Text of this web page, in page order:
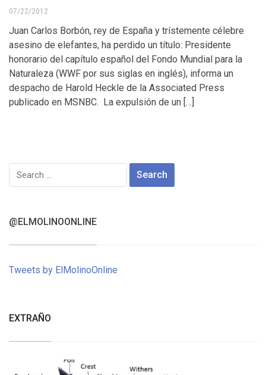
07/22/2012
Juan Carlos Borbón, rey de España y trístemente célebre
asesino de elefantes, ha perdido un título: Presidente
honorario del capítulo español del Fondo Mundial para la
Naturaleza (WWF por sus siglas en inglés), informa un
despacho de Harold Heckle de la Associated Press
publicado en MSNBC. La expulsión de un […]
Search
for:
@ELMOLINOONLINE
Tweets by ElMolinoOnline
EXTRAÑO